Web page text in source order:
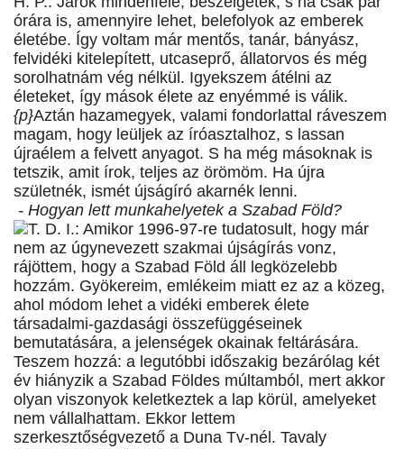
órára is, amennyire lehet, belefolyok az emberek
életébe. Így voltam már mentős, tanár, bányász,
felvidéki kitelepített, utcaseprő, állatorvos és még
sorolhatnám vég nélkül. Igyekszem átélni az
életeket, így mások élete az enyémmé is válik.
{p}Aztán hazamegyek, valami fondorlattal ráveszem
magam, hogy leüljek az íróasztalhoz, s lassan
újraélem a felvett anyagot. S ha még másoknak is
tetszik, amit írok, teljes az örömöm. Ha újra
születnék, ismét újságíró akarnék lenni.
- Hogyan lett munkahelyetek a Szabad Föld?
T. D. I.: Amikor 1996-97-re tudatosult, hogy már
nem az úgynevezett szakmai újságírás vonz,
rájöttem, hogy a Szabad Föld áll legközelebb
hozzám. Gyökereim, emlékeim miatt ez az a közeg,
ahol módom lehet a vidéki emberek élete
társadalmi-gazdasági összefüggéseinek
bemutatására, a jelenségek okainak feltárására.
Teszem hozzá: a legutóbbi időszakig bezárólag két
év hiányzik a Szabad Földes múltamból, mert akkor
olyan viszonyok keletkeztek a lap körül, amelyeket
nem vállalhattam. Ekkor lettem
szerkesztőségvezető a Duna Tv-nél. Tavaly